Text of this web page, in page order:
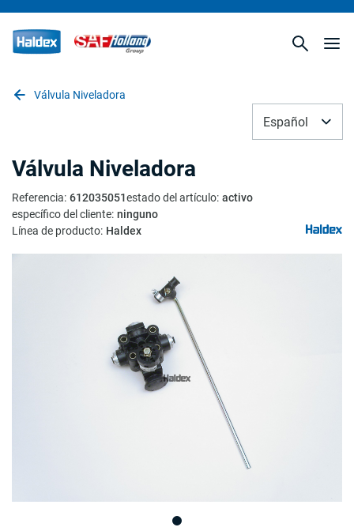
Válvula Niveladora
Español
Válvula Niveladora
Referencia: 612035051estado del artículo: activo
específico del cliente: ninguno
Línea de producto: Haldex